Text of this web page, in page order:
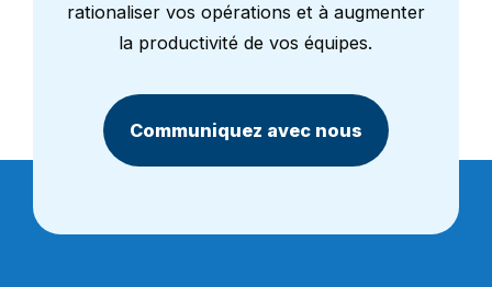
rationaliser vos opérations et à augmenter
la productivité de vos équipes.
Communiquez avec nous